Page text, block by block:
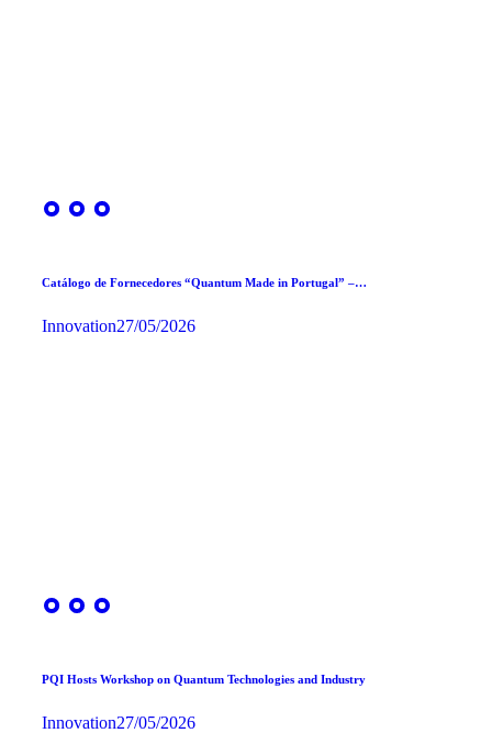
Catálogo de Fornecedores “Quantum Made in Portugal” –…
Innovation27/05/2026
PQI Hosts Workshop on Quantum Technologies and Industry
Innovation27/05/2026